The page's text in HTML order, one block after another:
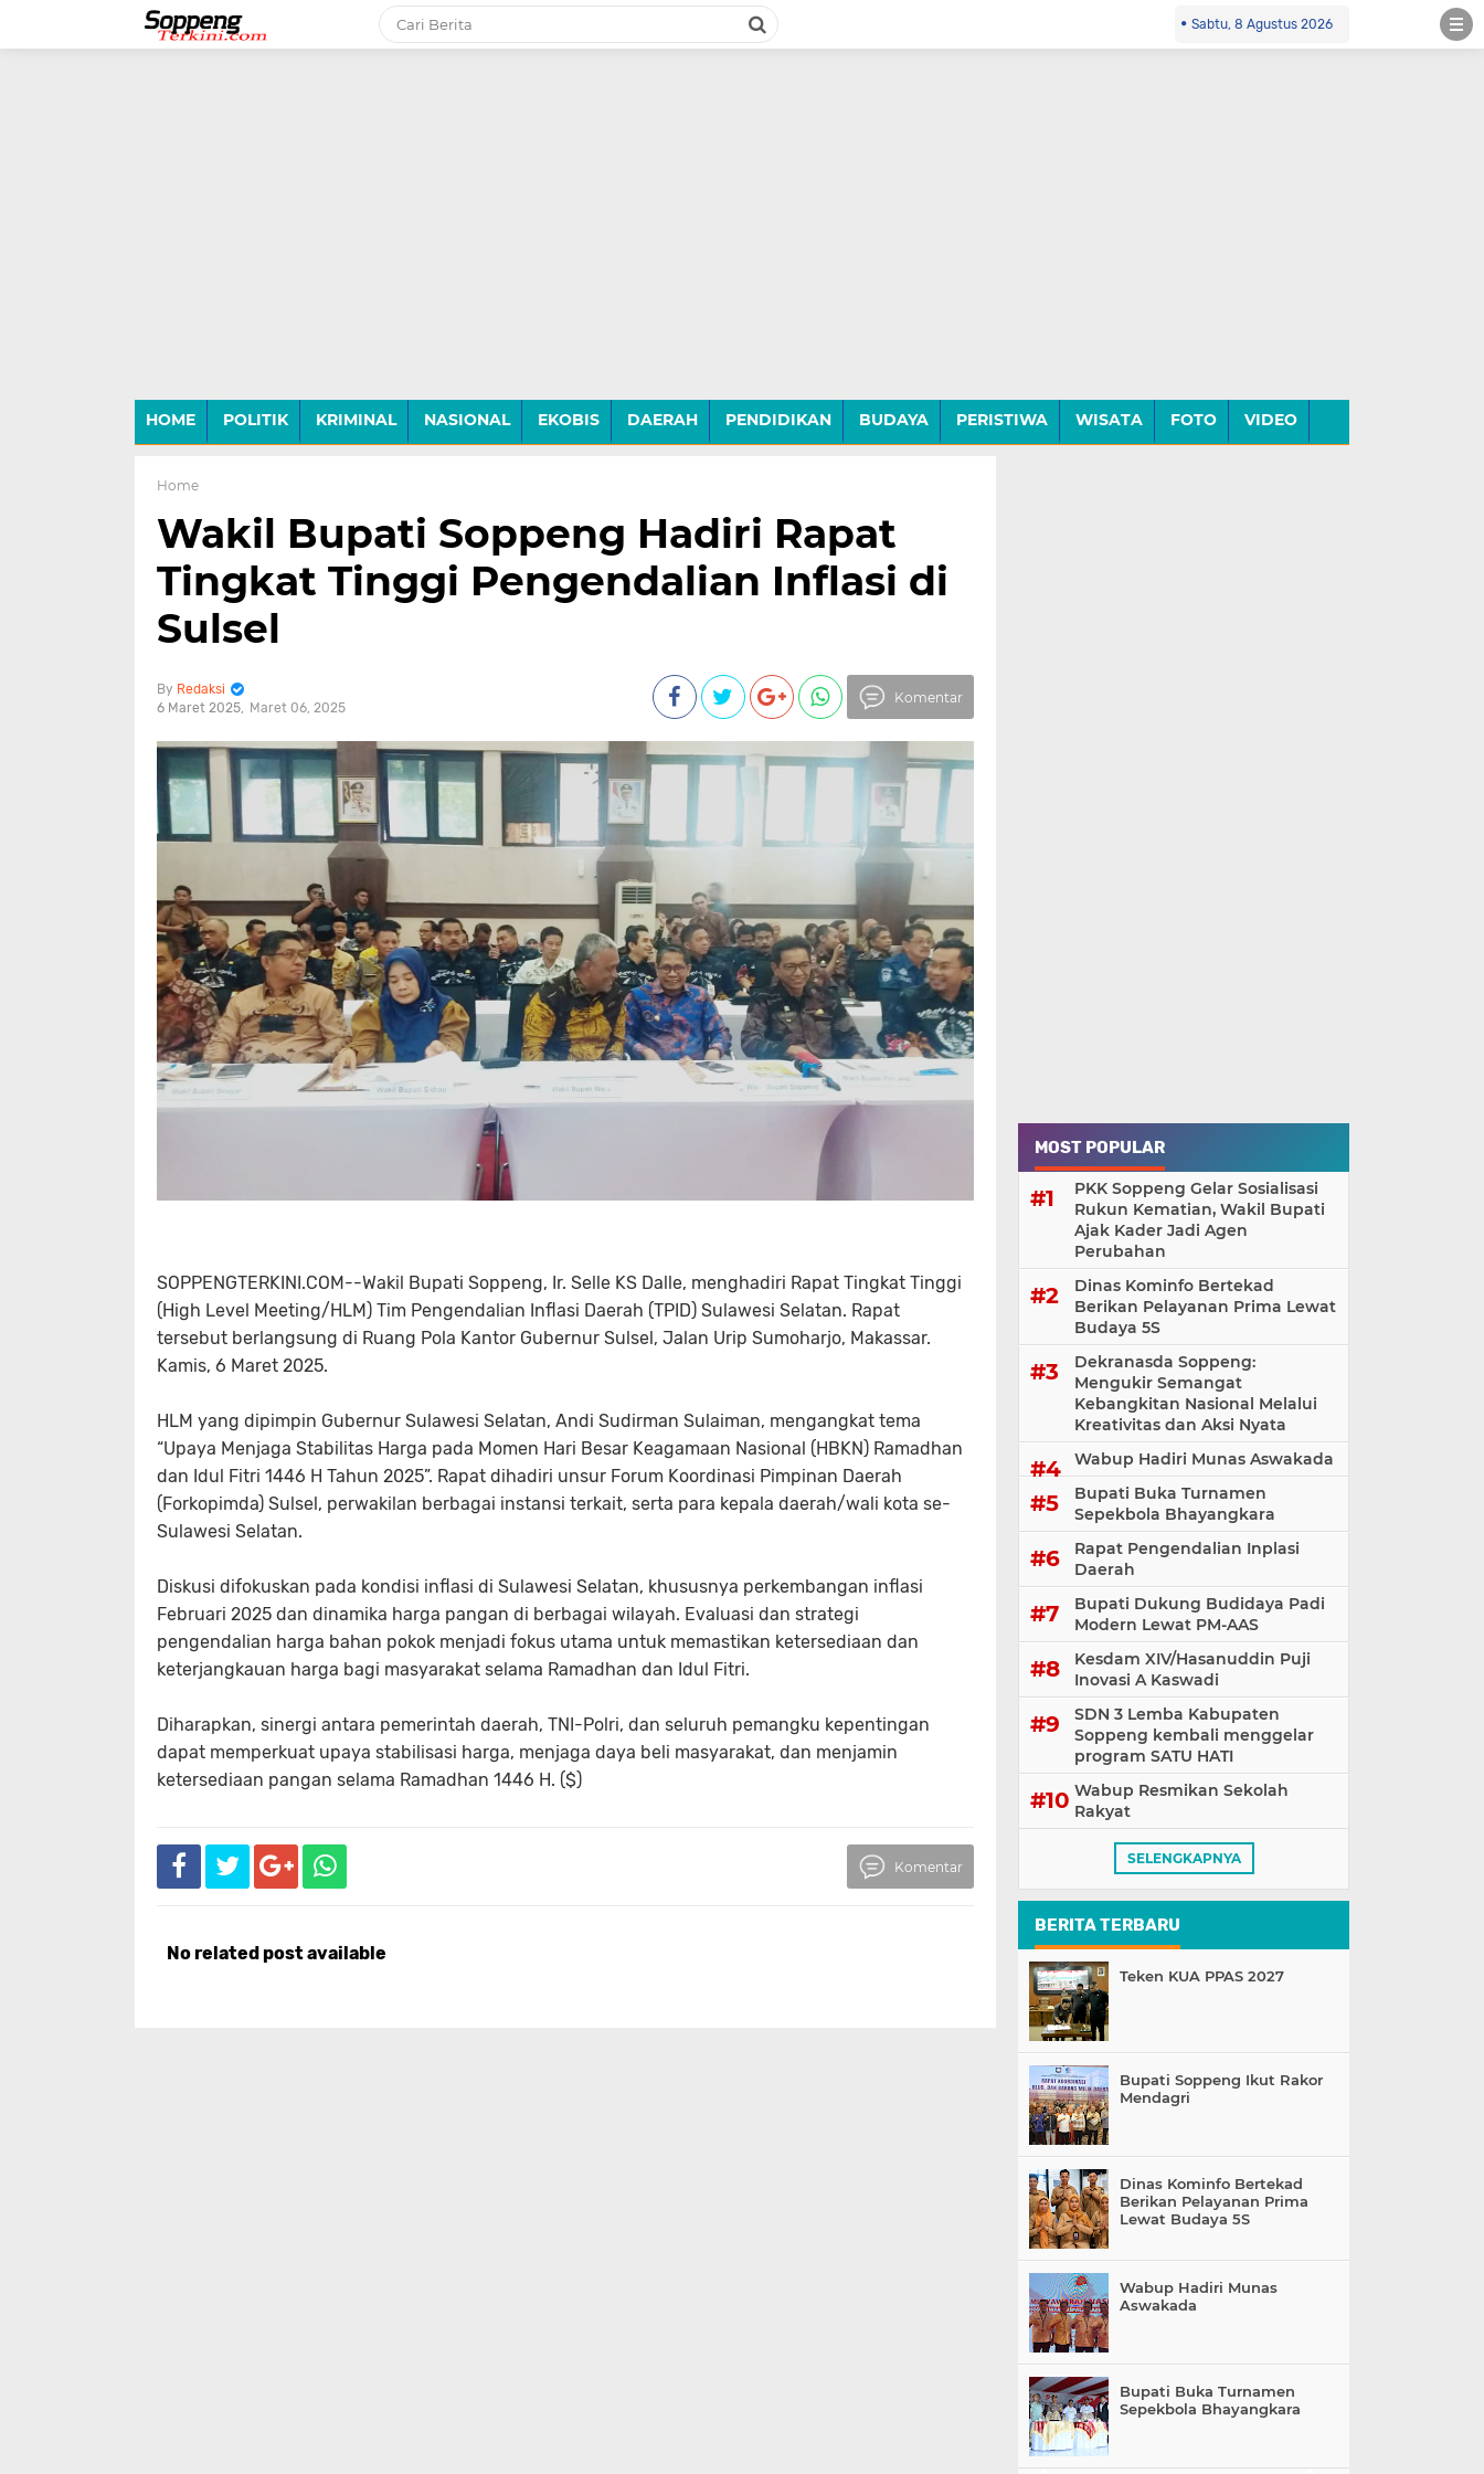
Sabtu, 8 Agustus 2026
HOME POLITIK KRIMINAL NASIONAL EKOBIS DAERAH PENDIDIKAN BUDAYA PERISTIWA WISATA FOTO VIDEO
Home
Wakil Bupati Soppeng Hadiri Rapat
Tingkat Tinggi Pengendalian Inflasi di
Sulsel
Redaksi
6 Maret 2025
Maret 06, 2025
Komentar
SOPPENGTERKINI.COM--Wakil Bupati Soppeng, Ir. Selle KS Dalle, menghadiri Rapat Tingkat Tinggi
(High Level Meeting/HLM) Tim Pengendalian Inflasi Daerah (TPID) Sulawesi Selatan. Rapat
tersebut berlangsung di Ruang Pola Kantor Gubernur Sulsel, Jalan Urip Sumoharjo, Makassar.
Kamis, 6 Maret 2025.
HLM yang dipimpin Gubernur Sulawesi Selatan, Andi Sudirman Sulaiman, mengangkat tema
“Upaya Menjaga Stabilitas Harga pada Momen Hari Besar Keagamaan Nasional (HBKN) Ramadhan
dan Idul Fitri 1446 H Tahun 2025”. Rapat dihadiri unsur Forum Koordinasi Pimpinan Daerah
(Forkopimda) Sulsel, perwakilan berbagai instansi terkait, serta para kepala daerah/wali kota se-
Sulawesi Selatan.
Diskusi difokuskan pada kondisi inflasi di Sulawesi Selatan, khususnya perkembangan inflasi
Februari 2025 dan dinamika harga pangan di berbagai wilayah. Evaluasi dan strategi
pengendalian harga bahan pokok menjadi fokus utama untuk memastikan ketersediaan dan
keterjangkauan harga bagi masyarakat selama Ramadhan dan Idul Fitri.
Diharapkan, sinergi antara pemerintah daerah, TNI-Polri, dan seluruh pemangku kepentingan
dapat memperkuat upaya stabilisasi harga, menjaga daya beli masyarakat, dan menjamin
ketersediaan pangan selama Ramadhan 1446 H. ($)
Komentar
No related post available
MOST POPULAR
PKK Soppeng Gelar Sosialisasi
Rukun Kematian, Wakil Bupati
Ajak Kader Jadi Agen
Perubahan
Dinas Kominfo Bertekad
Berikan Pelayanan Prima Lewat
Budaya 5S
Dekranasda Soppeng:
Mengukir Semangat
Kebangkitan Nasional Melalui
Kreativitas dan Aksi Nyata
Wabup Hadiri Munas Aswakada
Bupati Buka Turnamen
Sepekbola Bhayangkara
Rapat Pengendalian Inplasi
Daerah
Bupati Dukung Budidaya Padi
Modern Lewat PM-AAS
Kesdam XIV/Hasanuddin Puji
Inovasi A Kaswadi
SDN 3 Lemba Kabupaten
Soppeng kembali menggelar
program SATU HATI
Wabup Resmikan Sekolah
Rakyat
SELENGKAPNYA
BERITA TERBARU
Teken KUA PPAS 2027
Bupati Soppeng Ikut Rakor
Mendagri
Dinas Kominfo Bertekad
Berikan Pelayanan Prima
Lewat Budaya 5S
Wabup Hadiri Munas
Aswakada
Bupati Buka Turnamen
Sepekbola Bhayangkara